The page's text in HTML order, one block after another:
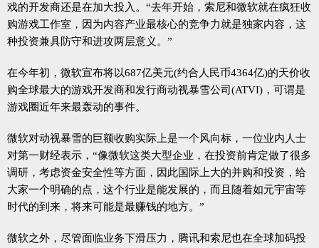
戏的开发商还是在加大投入。“去年开始，索尼和微软就在疯狂收
购游戏工作室，因为内容产业最核心的竞争力就是独家内容，这
种投资兼具防守和进攻两层意义。”
在今年初，微软宣布将以687亿美元(约合人民币4364亿)的天价收
购全球最大的游戏开发商和发行商动视暴雪公司(ATVI)，可谓是
游戏圈近年来最轰动的事件。
微软对动视暴雪的巨额收购实际上是一个风向标，一位业内人士
对第一财经表示，“像微软这类大型企业，在投资前肯定做了很多
调研，考虑资金安全性等方面，因此国际上大的并购和投资，给
大家一个明确的点，这个行业是能发展的，而且随着如元宇宙等
时代的到来，将来可能是最赚钱的地方。”
微软之外，尽管面临业务下滑压力，腾讯和索尼也在全球加码投